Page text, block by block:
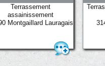
Terrassement
assainissement
Montgaillard Lauragais